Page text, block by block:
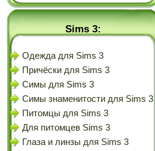
Sims 3:
Одежда для Sims 3
Причёски для Sims 3
Симы для Sims 3
Симы знаменитости для Sims 3
Питомцы для Sims 3
Для питомцев Sims 3
Глаза и линзы для Sims 3